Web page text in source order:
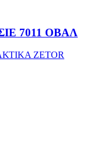
7011 ΟΒΑΛ
ZETOR